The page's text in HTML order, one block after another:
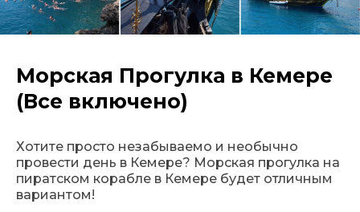
Морская Прогулка в Кемере
(Все включено)
Хотите просто незабываемо и необычно
провести день в Кемере? Морская прогулка на
пиратском корабле в Кемере будет отличным
вариантом!